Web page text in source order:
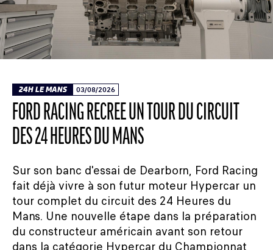
24H LE MANS 03/08/2026
FORD RACING RECRÉE UN TOUR DU CIRCUIT
DES 24 HEURES DU MANS
Sur son banc d'essai de Dearborn, Ford Racing
fait déjà vivre à son futur moteur Hypercar un
tour complet du circuit des 24 Heures du
Mans. Une nouvelle étape dans la préparation
du constructeur américain avant son retour
dans la catégorie Hypercar du Championnat